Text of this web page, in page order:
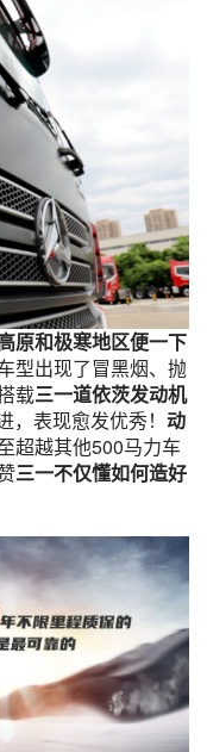
原和极寒地区便一下
型出现了冒黑烟、抛
载三一道依茨发动机
表现愈发优秀！ 动
超越其他500马力车
三一不仅懂如何造好